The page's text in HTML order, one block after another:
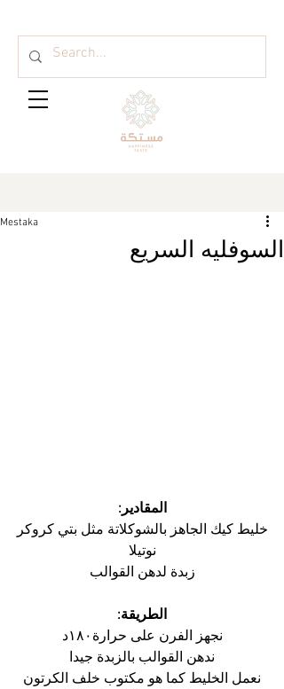
السوفليه السريع
Mestaka
المقادير:
خليط كيك الجاهز بالشوكلاتة مثل بتي كروكر
نوتيلا
زبدة لدهن القوالب
الطريقة:
نجهز الفرن على حرارة١٨٠د
ندهن القوالب بالزبدة جيدا
نعمل الخليط كما هو مكتوب خلف الكرتون